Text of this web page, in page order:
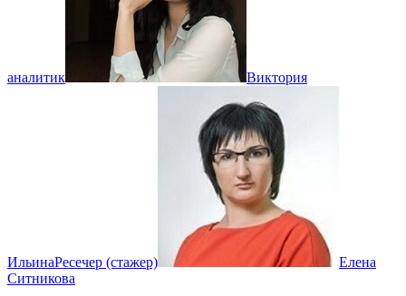
аналитик Виктория
ИльинаРесечер (стажер)
Елена
Ситникова